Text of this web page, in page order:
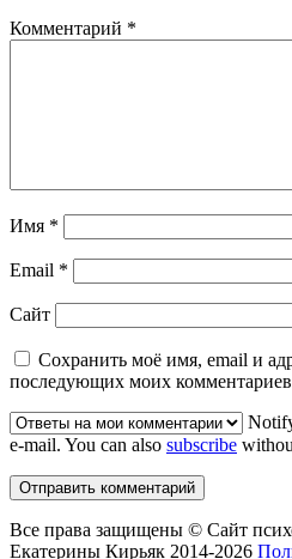
Комментарий *
Имя *
Email *
Сайт
Сохранить моё имя, email и
последующих моих
e-mail. You can also subscribe
Все права защищены © Сайт
Екатерины Кирьяк 2014-2026